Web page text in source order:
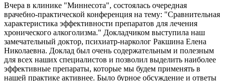
Вчера в клинике "Миннесота", состоялась очередная
врачебно-практической конференция на тему: "Сравнительная
характеристика эффективности препаратов для лечения
хронического алкоголизма." Докладчиком выступила наш
замечательный доктор, психиатр-нарколог Ракшина Елена
Николаевна. Доклад был очень содержательным и полезным
для всех наших специалистов и позволил выделить наиболее
эффективные препараты, которые мы будем применять в
нашей практике активнее. Было бурное обсуждение и ответы